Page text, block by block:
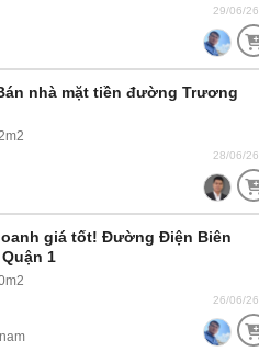
29/06/26
nhà mặt tiền đường Trương
28/06/26
giá tốt! Đường Điện Biên
1
26/06/26